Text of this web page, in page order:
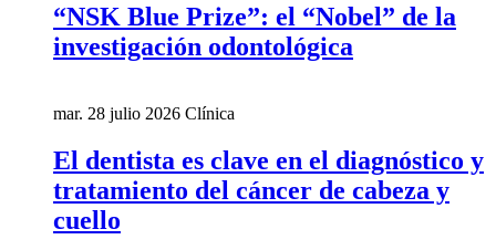
“NSK Blue Prize”: el “Nobel” de la
investigación odontológica
mar. 28 julio 2026 Clínica
El dentista es clave en el diagnóstico y
tratamiento del cáncer de cabeza y
cuello